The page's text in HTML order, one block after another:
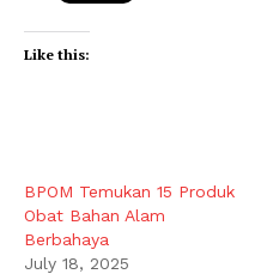
Like this:
BPOM Temukan 15 Produk
Obat Bahan Alam
Berbahaya
July 18, 2025